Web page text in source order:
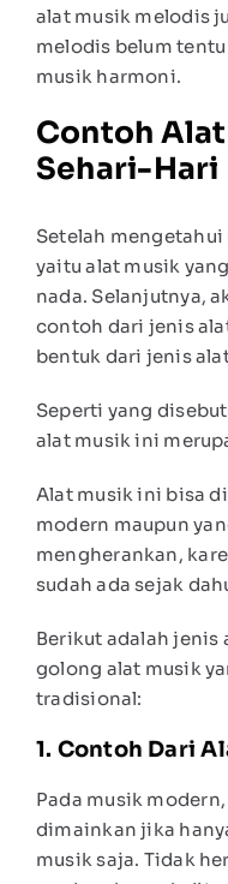
alat musik melodis
melodis belum
musik harmoni.
Contoh
Sehari-Hari
Setelah
yaitu alat musik
nada. Selanjutnya,
contoh dari jenis
bentuk dari jenis
Seperti yang
alat musik ini
Alat musik ini bisa
modern maupun
mengherankan,
sudah ada sejak
Berikut adalah jenis
golong alat musik
tradisional:
1. Contoh Dari
Pada musik
dimainkan jika
musik saja. Tidak